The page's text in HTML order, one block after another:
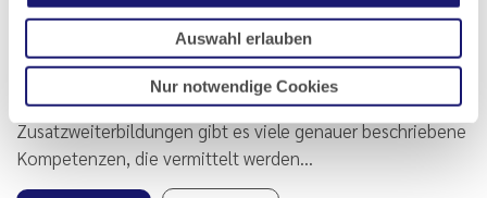
Auswahl erlauben
Nur notwendige Cookies
Die neue Weiterbildungsordnung (WBO 2020) für Hessen
bringt neben dem neuen Elektronischen Logbuch
(eLogbuch) auch neue Befugnisse zur Weiterbildung (WB).
In den verschiedenen Gebieten, Schwerpunkten und
Zusatzweiterbildungen gibt es viele genauer beschriebene
Kompetenzen, die vermittelt werden…